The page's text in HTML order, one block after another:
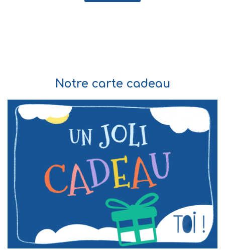
Notre carte cadeau